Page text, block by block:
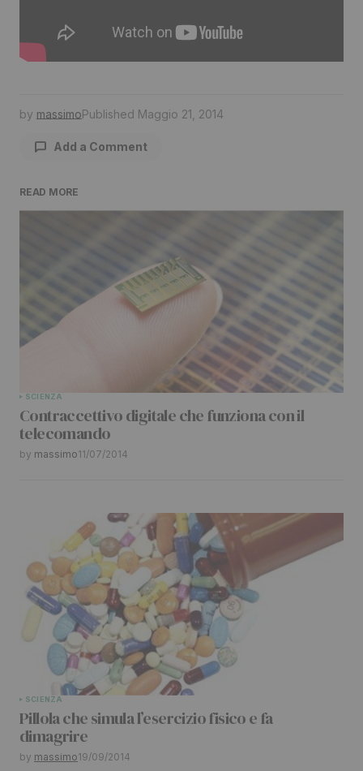
by massimoPublished Maggio 21, 2014
Add a Comment
Il tuo indirizzo email non sarà pubblicato.
Your E-mail
READ MORE
SCIENZA
Contraccettivo digitale che funziona con il
telecomando
by massimo11/07/2014
SCIENZA
Pillola che simula l’esercizio fisico e fa
dimagrire
by massimo19/09/2014